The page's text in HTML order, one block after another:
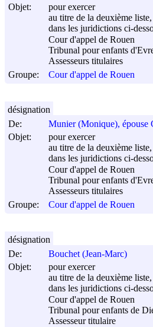
Objet:
pour exercer
au titre de la deuxième
dans les juridictions ci-
Cour d'appel de Rouen
Tribunal pour enfants
Assesseurs titulaires
Groupe:
Cour d'appel de Rouen
De:
Munier (Monique), épouse
Objet:
pour exercer
au titre de la deuxième
dans les juridictions ci-
Cour d'appel de Rouen
Tribunal pour enfants
Assesseurs titulaires
Groupe:
Cour d'appel de Rouen
désignation
De:
Bouchet (Jean-Marc)
Objet:
pour exercer
au titre de la deuxième
dans les juridictions ci-
Cour d'appel de Rouen
Tribunal pour enfants de
Assesseur titulaire
désignation